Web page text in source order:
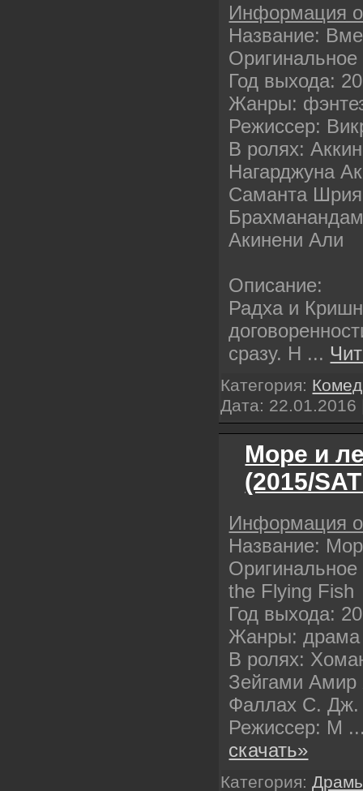
Информация
Название:
Год выхода:
Жанры:
Режиссер:
В ролях:
Нагарджуна
Саманта
Акинени Али
Описание:
Радха и
сразу. Н ...
Категория:
Дата: 22.01.2016
Море и
(2015/
Информация
Название:
the Flying Fish
Год выхода:
Жанры: драма
В ролях:
Зейгами
Фаллах С. Дж.
Режиссер: М
скачать»
Категория: